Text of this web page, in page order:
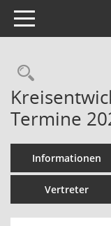
Toggle navigation
Termine
Informationen
Vertreter